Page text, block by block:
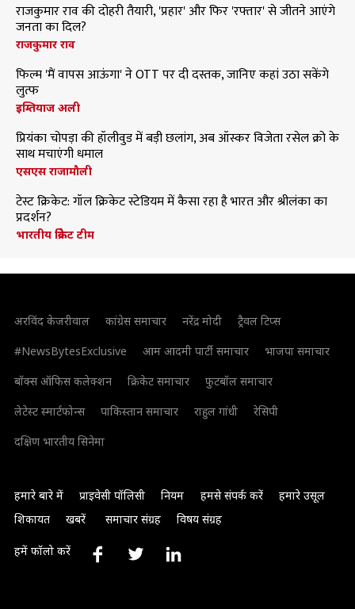
राजकुमार राव की दोहरी तैयारी, 'प्रहार' और फिर 'रफ्तार' से जीतने आएंगे
जनता का दिल?
राजकुमार राव
फिल्म 'मैं वापस आऊंगा' ने OTT पर दी दस्तक, जानिए कहां उठा सकेंगे
लुत्फ
इम्तियाज अली
प्रियंका चोपड़ा की हॉलीवुड में बड़ी छलांग, अब ऑस्कर विजेता रसेल क्रो के
साथ मचाएंगी धमाल
एसएस राजामौली
टेस्ट क्रिकेट: गॉल क्रिकेट स्टेडियम में कैसा रहा है भारत और श्रीलंका का
प्रदर्शन?
भारतीय क्रिकेट टीम
अरविंद केजरीवाल कांग्रेस समाचार नरेंद्र मोदी
ट्रैवल टिप्स
#NewsBytesExclusive
आम आदमी पार्टी समाचार
भाजपा समाचार
बॉक्स ऑफिस कलेक्शन
क्रिकेट समाचार
फुटबॉल समाचार
लेटेस्ट स्मार्टफोन्स
पाकिस्तान समाचार राहुल गांधी
रेसिपी
दक्षिण भारतीय सिनेमा
हमारे बारे में प्राइवेसी पॉलिसी नियम हमसे संपर्क करें
हमारे उसूल
शिकायत
खबरें समाचार संग्रह विषय संग्रह
हमें फॉलो करें